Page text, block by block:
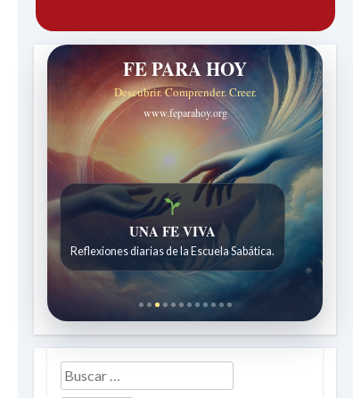
FE PARA HOY
Descubrir. Comprender. Creer.
www.feparahoy.org
UNA FE VIVA
Reflexiones diarias de la Escuela Sabática.